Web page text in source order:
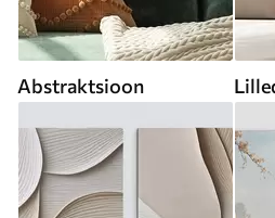
Abstraktsioon